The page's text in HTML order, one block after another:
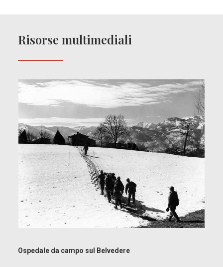
Risorse multimediali
Ospedale da campo sul Belvedere